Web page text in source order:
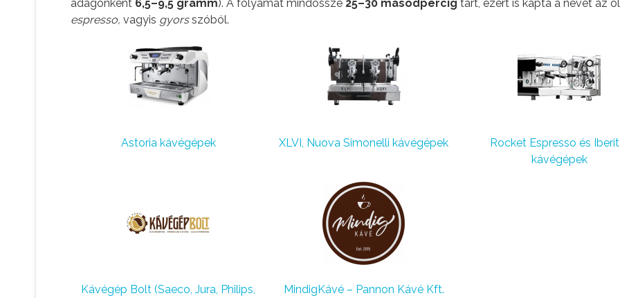
adagonként 6,5–9,5 gramm). A folyamat mindössze 25–30 másodpercig tart, ezért is kapta a nevét az
espresso, vagyis gyorsszóból.
Astoria kávégépek XLVI, Nuova Simonelli kávégépek
Rocket Espresso és
kávégépek
Kávégép Bolt (Saeco, Jura, Philips,
MindigKávé – Pannon Kávé Kft.